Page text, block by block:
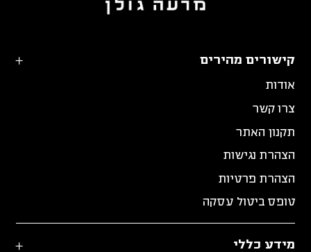
קישורים מהירים
אודות
צרו קשר
תקנון האתר
הצהרת נגישות
הצהרת פרטיות
טופס ביטול עסקה
מידע כללי